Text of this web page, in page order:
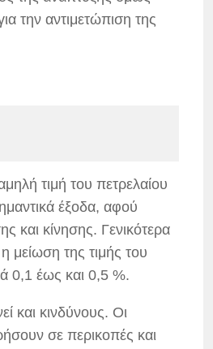
την αντιμετώπιση της
τιμή του πετρελαίου
έξοδα, αφού
και κίνησης. Γενικότερα
μείωση της τιμής του
0,1 έως και 0,5 %.
και κινδύνους. Οι
σε περικοπές και